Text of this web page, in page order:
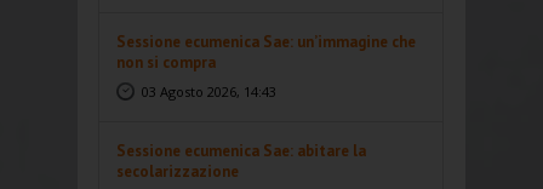
Sessione ecumenica Sae: un’immagine che
non si compra
03 Agosto 2026, 14:43
Sessione ecumenica Sae: abitare la
secolarizzazione